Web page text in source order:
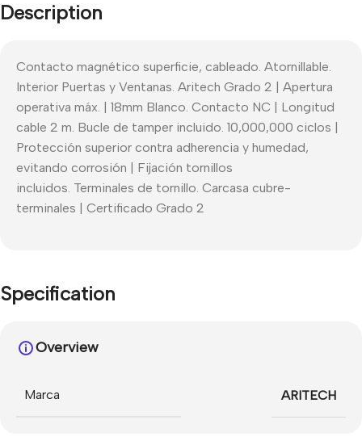
Description
Contacto magnético superficie, cableado. Atornillable.
Interior Puertas y Ventanas. Aritech Grado 2 | Apertura
operativa máx. | 18mm Blanco. Contacto NC | Longitud
cable 2 m. Bucle de tamper incluido. 10,000,000 ciclos |
Protección superior contra adherencia y humedad,
evitando corrosión | Fijación tornillos
incluidos. Terminales de tornillo. Carcasa cubre-
terminales | Certificado Grado 2
Specification
Overview
Marca ARITECH